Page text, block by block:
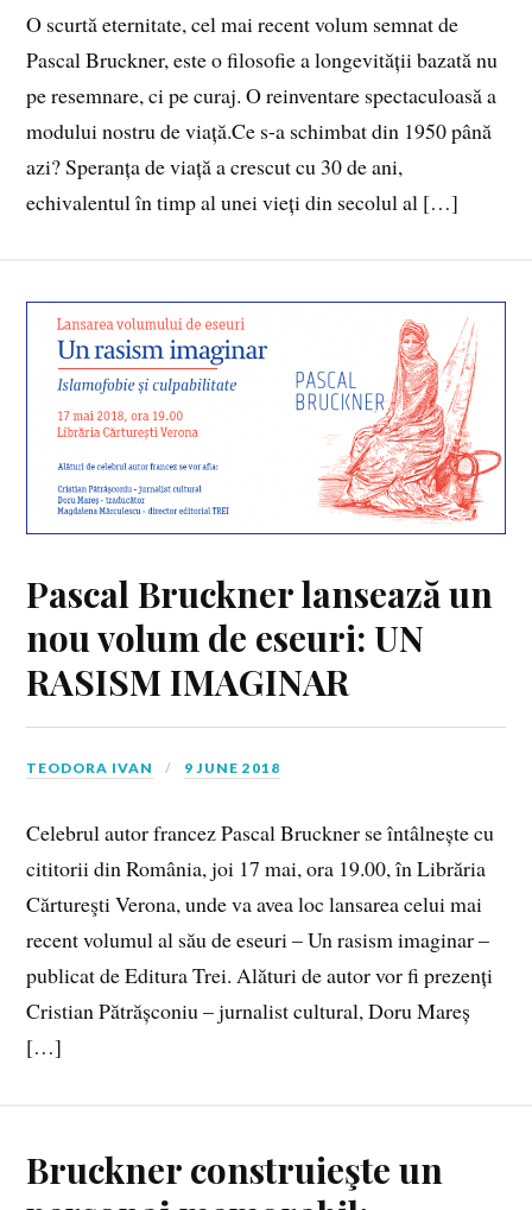
O scurtă eternitate, cel mai recent volum semnat de
Pascal Bruckner, este o filosofie a longevității bazată nu
pe resemnare, ci pe curaj. O reinventare spectaculoasă a
modului nostru de viață.Ce s-a schimbat din 1950 până
azi? Speranța de viață a crescut cu 30 de ani,
echivalentul în timp al unei vieți din secolul al […]
Pascal Bruckner lansează un
nou volum de eseuri: UN
RASISM IMAGINAR
TEODORA IVAN 9 JUNE 2018
Celebrul autor francez Pascal Bruckner se întâlnește cu
cititorii din România, joi 17 mai, ora 19.00, în Librăria
Cărtureşti Verona, unde va avea loc lansarea celui mai
recent volumul al său de eseuri – Un rasism imaginar –
publicat de Editura Trei. Alături de autor vor fi prezenți
Cristian Pătrășconiu – jurnalist cultural, Doru Mareș
[…]
Bruckner construieşte un